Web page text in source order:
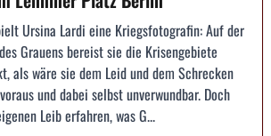
Ursina Lardi eine Kriegsfotografin: Auf der
Grauens bereist sie die Krisengebiete
als wäre sie dem Leid und dem Schrecken
und dabei selbst unverwundbar. Doch
Leib erfahren, was G...